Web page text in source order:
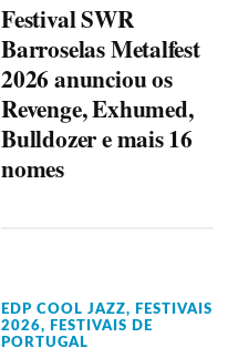
Festival SWR
Barroselas Metalfest
2026 anunciou os
Revenge, Exhumed,
Bulldozer e mais 16
nomes
EDP COOL JAZZ,
FESTIVAIS
2026,
FESTIVAIS DE
PORTUGAL